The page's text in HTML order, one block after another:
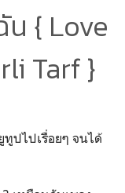
น { Love
Tarf }
ทูปไปเรื่อยๆ จนได้